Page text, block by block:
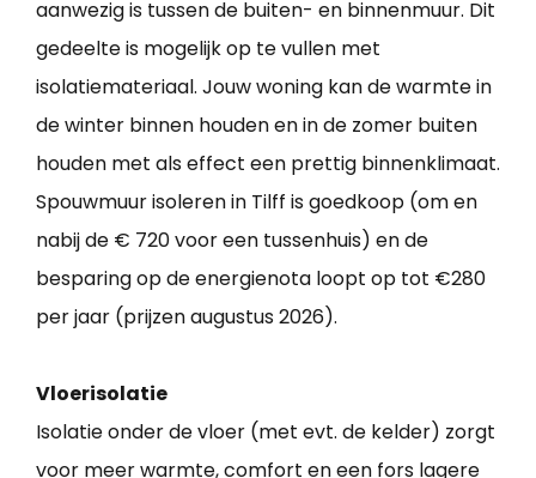
aanwezig is tussen de buiten- en binnenmuur. Dit
gedeelte is mogelijk op te vullen met
isolatiemateriaal. Jouw woning kan de warmte in
de winter binnen houden en in de zomer buiten
houden met als effect een prettig binnenklimaat.
Spouwmuur isoleren in Tilff is goedkoop (om en
nabij de € 720 voor een tussenhuis) en de
besparing op de energienota loopt op tot €280
per jaar (prijzen augustus 2026).
Vloerisolatie
Isolatie onder de vloer (met evt. de kelder) zorgt
voor meer warmte, comfort en een fors lagere